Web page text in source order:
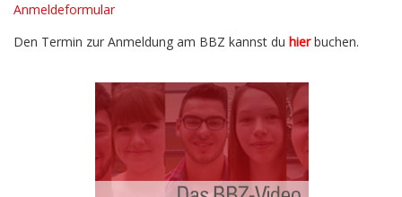
Anmeldeformular
Den Termin zur Anmeldung am BBZ kannst du hier buchen.